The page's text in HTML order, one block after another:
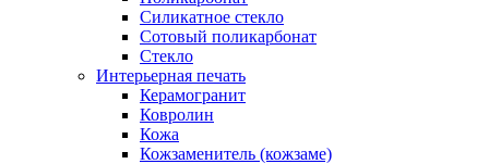
Силикатное стекло
Сотовый поликарбонат
Стекло
Интерьерная печать
Керамогранит
Ковролин
Кожа
Кожзаменитель (кожзаме)